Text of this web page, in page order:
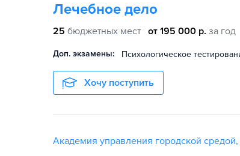
Лечебное дело
25 бюджетных мест от 195 000 р. за год
Доп. экзамены: Психологическое
Хочу поступить
Академия управления городской средой,